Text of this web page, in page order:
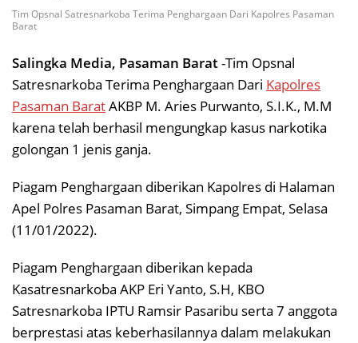
Tim Opsnal Satresnarkoba Terima Penghargaan Dari Kapolres Pasaman
Barat
Salingka Media, Pasaman Barat-Tim Opsnal
Satresnarkoba Terima Penghargaan Dari Kapolres
Pasaman BaratAKBP M. Aries Purwanto, S.I.K., M.M
karena telah berhasil mengungkap kasus narkotika
golongan 1 jenis ganja.
Piagam Penghargaan diberikan Kapolres di Halaman
Apel Polres Pasaman Barat, Simpang Empat, Selasa
(11/01/2022).
Piagam Penghargaan diberikan kepada
Kasatresnarkoba AKP Eri Yanto, S.H, KBO
Satresnarkoba IPTU Ramsir Pasaribu serta 7 anggota
berprestasi atas keberhasilannya dalam melakukan